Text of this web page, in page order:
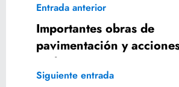
Entrada anterior
Importantes obras de
pavimentación y
realiza CODESOL
Siguiente entrada